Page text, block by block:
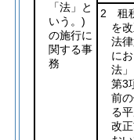
「法」と
いう。)
の施行に
関する事
務
2 租
を
法
に
法
第3
前
る
改